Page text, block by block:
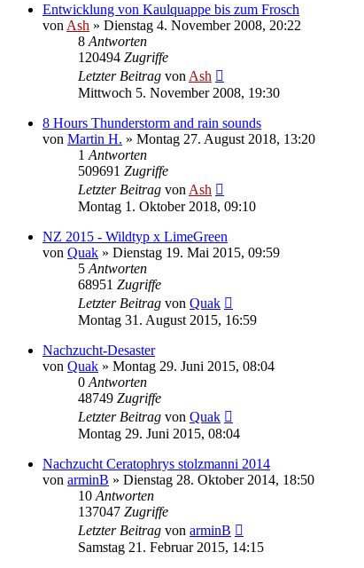
Entwicklung von Kaulquappe bis zum Frosch
von Ash » Dienstag 4. November 2008, 20:22
8 Antworten
120494 Zugriffe
Letzter Beitrag von Ash
Mittwoch 5. November 2008, 19:30
8 Hours Thunderstorm and rain sounds
von Martin H. » Montag 27. August 2018, 13:20
1 Antworten
509691 Zugriffe
Letzter Beitrag von Ash
Montag 1. Oktober 2018, 09:10
NZ 2015 - Wildtyp x LimeGreen
von Quak » Dienstag 19. Mai 2015, 09:59
5 Antworten
68951 Zugriffe
Letzter Beitrag von Quak
Montag 31. August 2015, 16:59
Nachzucht-Desaster
von Quak » Montag 29. Juni 2015, 08:04
0 Antworten
48749 Zugriffe
Letzter Beitrag von Quak
Montag 29. Juni 2015, 08:04
Nachzucht Ceratophrys stolzmanni 2014
von arminB » Dienstag 28. Oktober 2014, 18:50
10 Antworten
137047 Zugriffe
Letzter Beitrag von arminB
Samstag 21. Februar 2015, 14:15